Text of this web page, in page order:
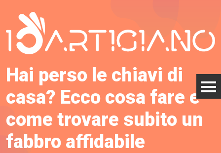
Hai perso le chiavi di
casa? Ecco cosa fare e
come trovare subito un
fabbro affidabile